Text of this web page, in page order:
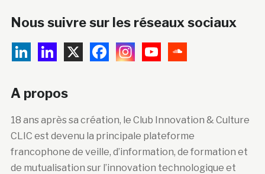
Nous suivre sur les réseaux sociaux
A propos
18 ans après sa création, le Club Innovation & Culture
CLIC est devenu la principale plateforme
francophone de veille, d’information, de formation et
de mutualisation sur l’innovation technologique et